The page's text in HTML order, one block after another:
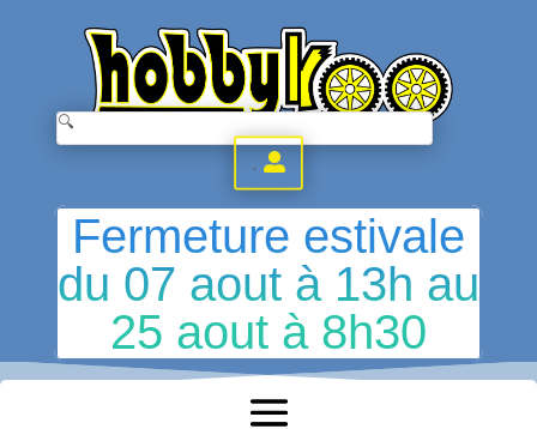
.
Fermeture estivale
du 07 aout à 13h au
25 aout à 8h30